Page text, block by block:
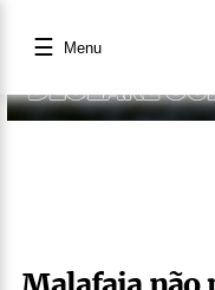
☰ Menu